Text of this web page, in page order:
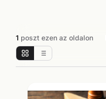
1 poszt ezen az oldalon